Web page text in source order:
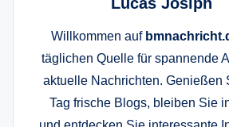
Willkommen auf
täglichen Quelle für spannende
aktuelle Nachrichten. Genießen
Tag frische Blogs, bleiben Sie